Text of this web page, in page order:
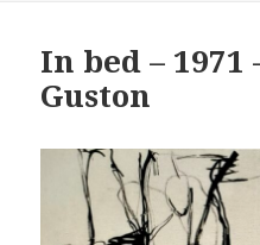
In bed –
Guston